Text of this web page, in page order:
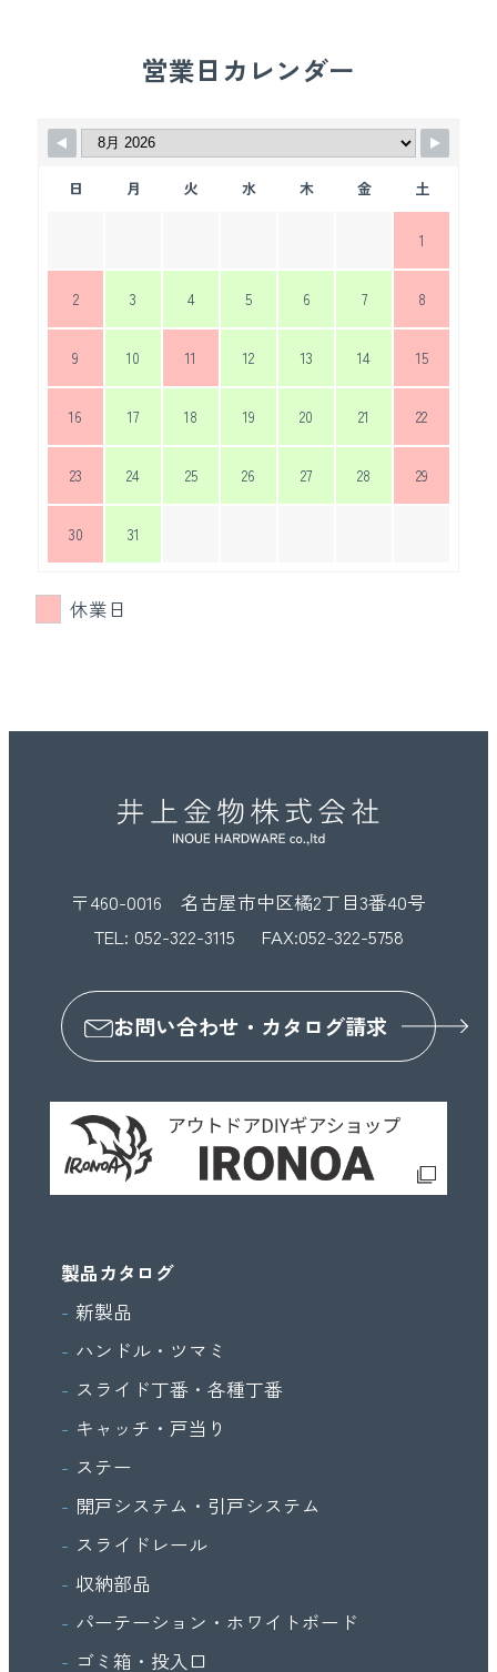
営業日カレンダー
日 月 火 水 木 金 土
1
2 3 4 5 6 7 8
9 10 11 12 13 14 15
16 17 18 19 20 21 22
23 24 25 26 27 28 29
30 31
休業日
〒460-0016 名古屋市中区橘2丁目3番40号
TEL: 052-322-3115 FAX:052-322-5758
お問い合わせ・カタログ請求
製品カタログ
新製品
ハンドル・ツマミ
スライド丁番・各種丁番
キャッチ・戸当り
ステー
開戸システム・引戸システム
スライドレール
収納部品
パーテーション・ホワイトボード
ゴミ箱・投入口